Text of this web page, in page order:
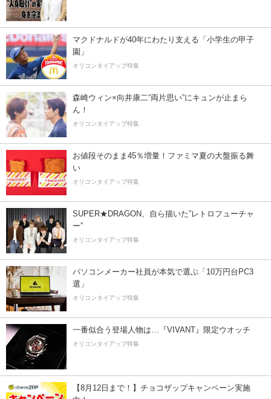
マクドナルドが40年にわたり支える「小学生の甲子
園」
オリコンタイアップ特集
森崎ウィン×向井康二“両片思い”にキュンが止まら
ん！
オリコンタイアップ特集
お値段そのまま45％増量！ファミマ夏の大盤振る舞
い
オリコンタイアップ特集
SUPER★DRAGON、自ら描いた”レトロフューチャ
ー”
オリコンタイアップ特集
パソコンメーカー社員が本気で選ぶ「10万円台PC3
選」
オリコンタイアップ特集
一番似合う登場人物は…『VIVANT』限定ウオッチ
オリコンタイアップ特集
【8月12日まで！】チョコザップキャンペーン実施